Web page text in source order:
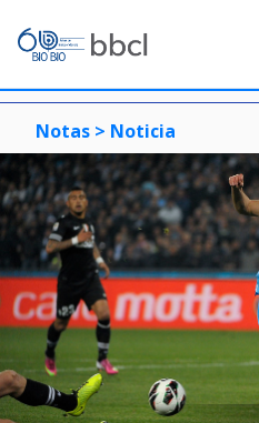
Notas > Noticia